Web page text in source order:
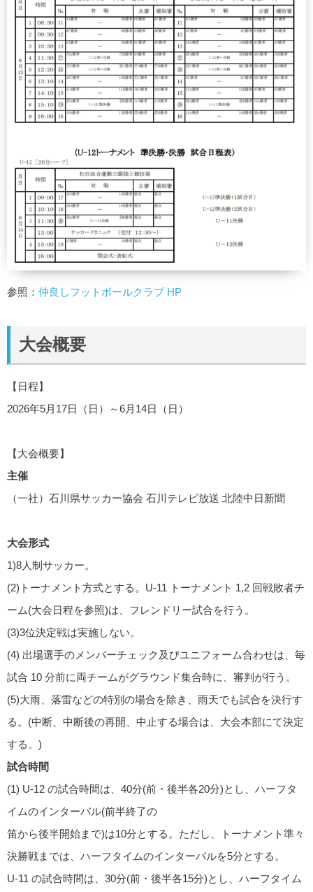
参照： 仲良しフットボールクラブ HP
大会概要
【日程】
2026年5月17日（日）～6月14日（日）
【大会概要】
主催
（一社）石川県サッカー協会 石川テレビ放送 北陸中日新聞
大会形式
1)8人制サッカー。
(2)トーナメント方式とする。U-11 トーナメント 1,2 回戦敗者チ
ーム(大会日程を参照)は、フレンドリー試合を行う。
(3)3位決定戦は実施しない。
(4) 出場選手のメンバーチェック及びユニフォーム合わせは、毎
試合 10 分前に両チームがグラウンド集合時に、審判が行う。
(5)大雨、落雷などの特別の場合を除き、雨天でも試合を決行す
る。(中断、中断後の再開、中止する場合は、大会本部にて決定
する。)
試合時間
(1) U-12 の試合時間は、40分(前・後半各20分)とし、ハーフタ
イムのインターバル(前半終了の
笛から後半開始まで)は10分とする。ただし、トーナメント準々
決勝戦までは、ハーフタイムのインターバルを5分とする。
U-11 の試合時間は、30分(前・後半各15分)とし、ハーフタイム